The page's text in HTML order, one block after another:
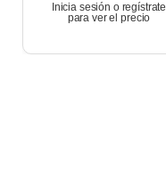
Inicia sesión o regístrate
para ver el precio